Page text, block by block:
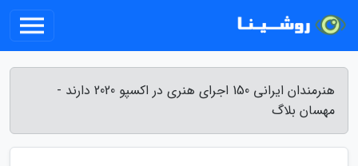
هنرمندان ایرانی 150 اجرای هنری در اکسپو 2020 دارند -
مهسان بلاگ